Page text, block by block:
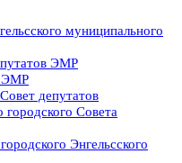
муниципального
ЭМР
ЭМР
депутатов
городского Совета
Энгельсского